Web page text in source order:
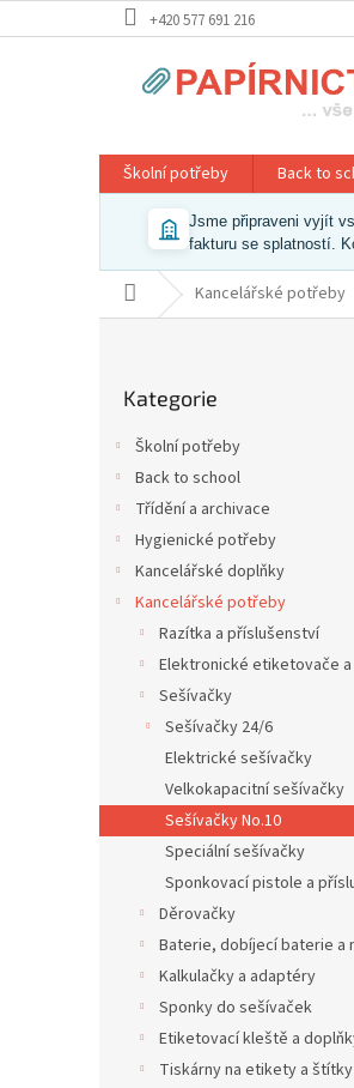
na
+420 577 691 216
Školní potřeby Back to
Jsme připraveni vyjít
fakturu se splatností.
Domů Kancelářské potřeby
kategorie
Kategorie
Školní potřeby
Back to school
Třídění a archivace
Hygienické potřeby
Kancelářské doplňky
Kancelářské potřeby
Razítka a příslušenství
Elektronické etiketovače
Sešívačky
Sešívačky 24/6
Elektrické sešívačky
Velkokapacitní sešívačky
Sešívačky No.10
Speciální sešívačky
Sponkovací pistole a
Děrovačky
Baterie, dobíjecí baterie a
Kalkulačky a adaptéry
Sponky do sešívaček
Etiketovací kleště a
Tiskárny na etikety a štítky